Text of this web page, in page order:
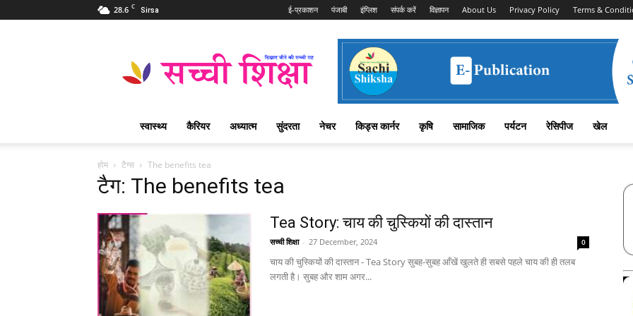
28.6 C Sirsa ई-प्रकाशन पंजाबी इंग्लिश संपर्क करें विज्ञापन About Us Privacy Policy Terms &
Shiksha
शिक्षा
स्वास्थ्य कैरियर अध्यात्म सुंदरता नेचर किड्स कार्नर कृषि सामाजिक पर्यटन रेसिपीज खेल
होम टैग्स The benefits tea
टैग: The benefits tea
Tea Story: चाय की चुस्कियों की दास्तान
सच्ची शिक्षा - 27 December, 2024 0
चाय की चुस्कियों की दास्तान - Tea Story सुबह-सुबह आँखें खुलते ही सबसे पहले चाय की ही तलब
लगती है। सुबह और शाम अगर...